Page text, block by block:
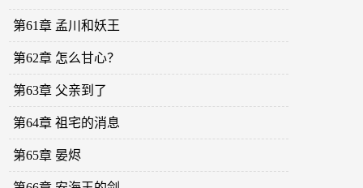
第61章 孟川和妖王
第62章 怎么甘心？
第63章 父亲到了
第64章 祖宅的消息
第65章 晏烬